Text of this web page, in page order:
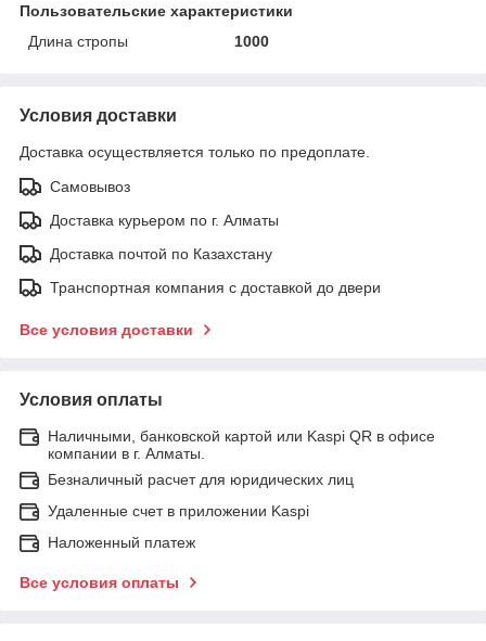
Пользовательские характеристики
Длина стропы
1000
Условия доставки
Доставка осуществляется только по предоплате.
Самовывоз
Доставка курьером по г. Алматы
Доставка почтой по Казахстану
Транспортная компания с доставкой до двери
Все условия доставки
Условия оплаты
Наличными, банковской картой или Kaspi QR в офисе
компании в г. Алматы.
Безналичный расчет для юридических лиц
Удаленные счет в приложении Kaspi
Наложенный платеж
Все условия оплаты